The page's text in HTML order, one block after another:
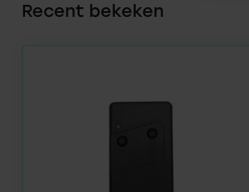
Recent bekeken